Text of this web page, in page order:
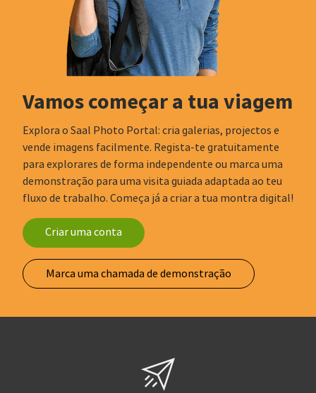
Vamos começar a tua viagem
Explora o Saal Photo Portal: cria galerias, projectos e
vende imagens facilmente. Regista-te gratuitamente
para explorares de forma independente ou marca uma
demonstração para uma visita guiada adaptada ao teu
fluxo de trabalho. Começa já a criar a tua montra digital!
Criar uma conta
Marca uma chamada de demonstração